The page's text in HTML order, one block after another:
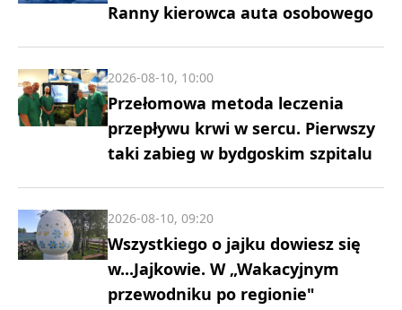
Ranny kierowca auta osobowego
Przełomowa metoda leczenia
przepływu krwi w sercu. Pierwszy
taki zabieg w bydgoskim szpitalu
2026-08-10, 10:00
Wszystkiego o jajku dowiesz się
w...Jajkowie. W „Wakacyjnym
przewodniku po regionie"
2026-08-10, 09:20